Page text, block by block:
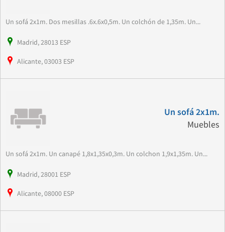
Un sofá 2x1m. Dos mesillas .6x.6x0,5m. Un colchón de 1,35m. Un...
Madrid, 28013 ESP
Alicante, 03003 ESP
Un sofá 2x1m.
Muebles
Un sofá 2x1m. Un canapé 1,8x1,35x0,3m. Un colchon 1,9x1,35m. Un...
Madrid, 28001 ESP
Alicante, 08000 ESP